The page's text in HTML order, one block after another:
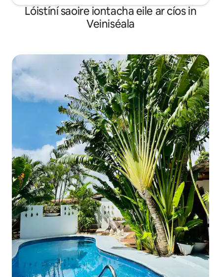
Lóistíní saoire iontacha eile ar cíos in
Veiniséala